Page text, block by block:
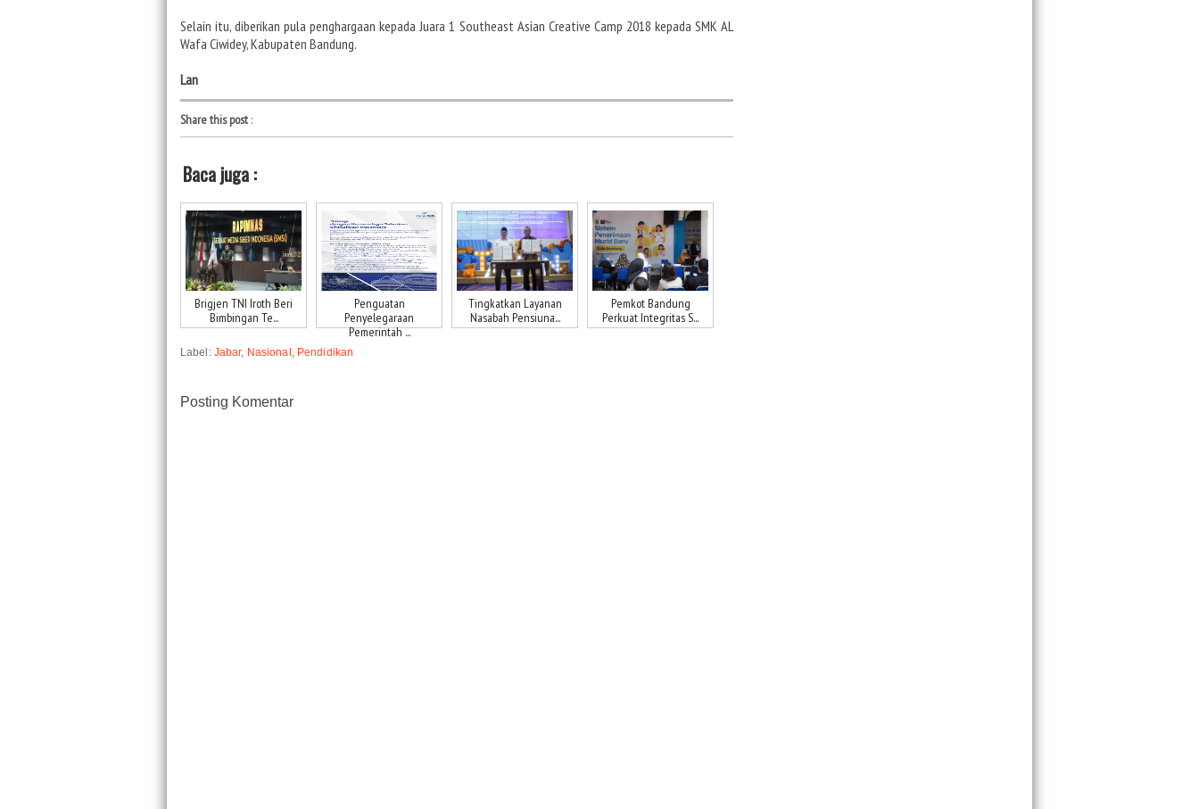
Selain itu, diberikan pula penghargaan kepada Juara 1 Southeast Asian Creative Camp 2018 kepada SMK AL
Wafa Ciwidey, Kabupaten Bandung.
Lan
Share this post:
Baca juga :
Brigjen TNI Iroth Beri
Bimbingan Te...
Penguatan
Penyelegaraan
Pemerintah ...
Tingkatkan Layanan
Nasabah Pensiuna...
Pemkot Bandung
Perkuat Integritas S...
Label: Jabar, Nasional Pendidikan
Posting Komentar